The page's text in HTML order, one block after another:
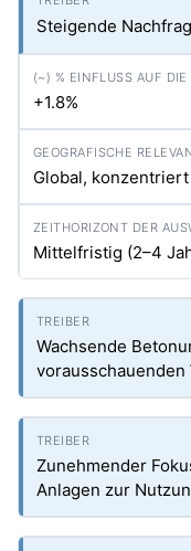
Steigende
+1.8%
Global,
Mittelfristig (2–4
Wachsende
vorausschauenden
Zunehmender
Anlagen zur